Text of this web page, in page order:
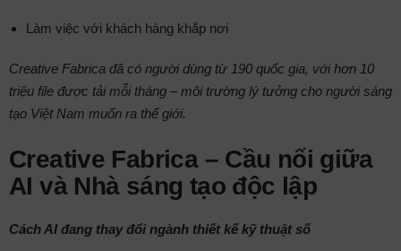
Làm việc với khách hàng khắp nơi
Creative Fabrica đã có người dùng từ 190 quốc gia, với hơn 10
triệu file được tải mỗi tháng – môi trường lý tưởng cho người sáng
tạo Việt Nam muốn ra thế giới.
Creative Fabrica – Cầu nối giữa
AI và Nhà sáng tạo độc lập
Cách AI đang thay đổi ngành thiết kế kỹ thuật số